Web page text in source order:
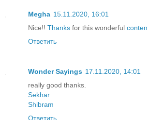
Megha 15.11.2020, 16:01
Nice!! Thanks for this wonderful
Ответить
Wonder Sayings 17.11.2020, 14:01
really good thanks.
Sekhar
Shibram
Ответить